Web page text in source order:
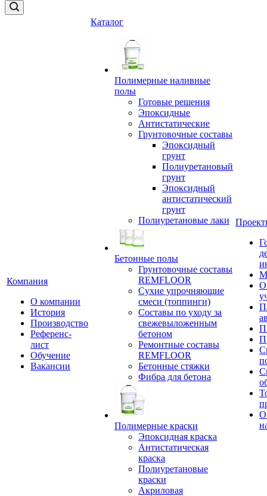
Компания
О компании
История
Производство
Референс-
лист
Обучение
Вакансии
Каталог
Полимерные наливные
полы
Готовые решения
Эпоксидные
Антистатические
Грунтовочные составы
Эпоксидный
грунт
Полиуретановый
грунт
Эпоксидный
антистатический
грунт
Полиуретановые лаки
Бетонные полы
Грунтовочные составы
REMFLOOR
Сухие упрочняющие
смеси (топпинги)
Составы по уходу за
свежевыложенным
бетоном
Ремонтные составы
REMFLOOR
Бетонные стяжки
Фибра для бетона
Полимерные краски
Эпоксидная краска
Антистатическая
краска
Полиуретановые
краски
Акриловая